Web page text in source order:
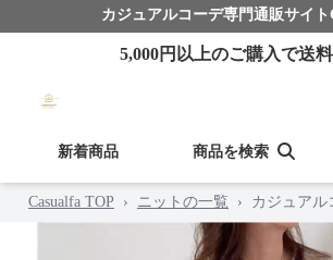
カジュアルコーデ専門通販サイト
5,000円以上のご購入で送
新着商品 商品を検索
Casualfa TOP › ニットの一覧 › カジュア